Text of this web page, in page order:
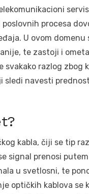
procesa
U ovom
te zastoji i
razlog zbog
navesti
kabla, čiji se tip
signal prenosi
u svetlosni, te
optičkih kablova se